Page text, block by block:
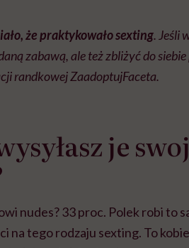
że praktykowało sexting. Jeśli
zabawą, ale też zbliżyć do
randkowej ZaadoptujFaceta.
je
nudes? 33 proc. Polek robi to
na tego rodzaju sexting. To